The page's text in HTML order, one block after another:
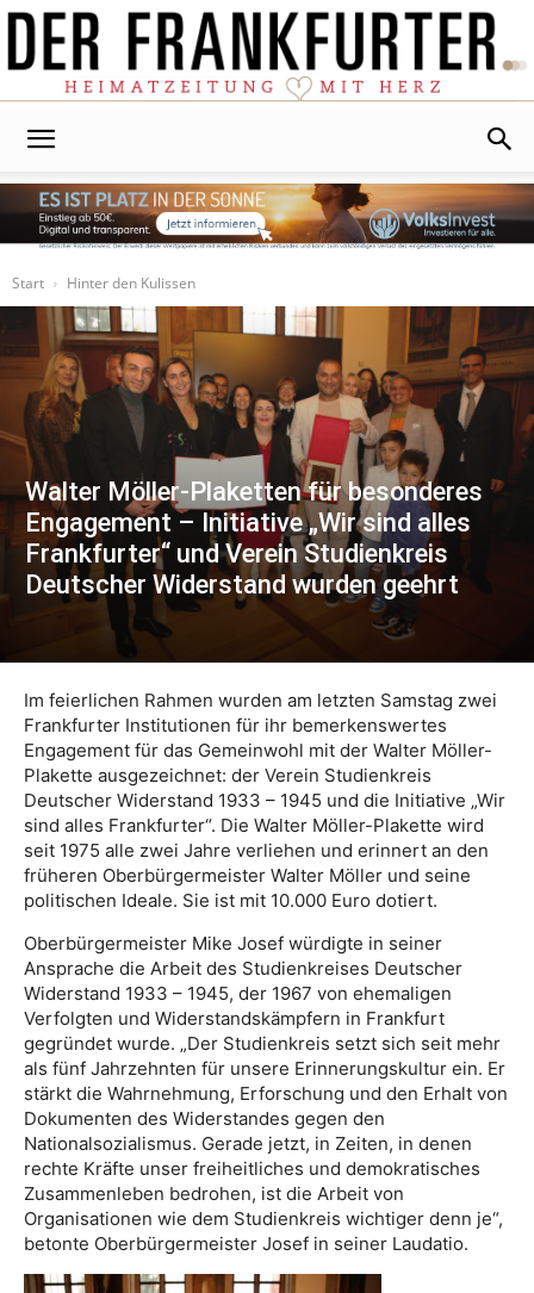
Start
Hinter den Kulissen
Walter Möller-Plaketten für besonderes
Engagement – Initiative „Wir sind alles
Frankfurter“ und Verein Studienkreis
Deutscher Widerstand wurden geehrt
Im feierlichen Rahmen wurden am letzten Samstag zwei
Frankfurter Institutionen für ihr bemerkenswertes
Engagement für das Gemeinwohl mit der Walter Möller-
Plakette ausgezeichnet: der Verein Studienkreis
Deutscher Widerstand 1933 – 1945 und die Initiative „Wir
sind alles Frankfurter“. Die Walter Möller-Plakette wird
seit 1975 alle zwei Jahre verliehen und erinnert an den
früheren Oberbürgermeister Walter Möller und seine
politischen Ideale. Sie ist mit 10.000 Euro dotiert.
Oberbürgermeister Mike Josef würdigte in seiner
Ansprache die Arbeit des Studienkreises Deutscher
Widerstand 1933 – 1945, der 1967 von ehemaligen
Verfolgten und Widerstandskämpfern in Frankfurt
gegründet wurde. „Der Studienkreis setzt sich seit mehr
als fünf Jahrzehnten für unsere Erinnerungskultur ein. Er
stärkt die Wahrnehmung, Erforschung und den Erhalt von
Dokumenten des Widerstandes gegen den
Nationalsozialismus. Gerade jetzt, in Zeiten, in denen
rechte Kräfte unser freiheitliches und demokratisches
Zusammenleben bedrohen, ist die Arbeit von
Organisationen wie dem Studienkreis wichtiger denn je“,
betonte Oberbürgermeister Josef in seiner Laudatio.